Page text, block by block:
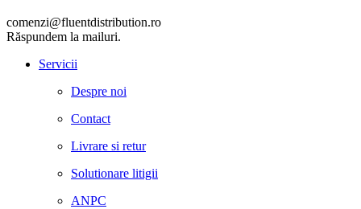
comenzi@fluentdistribution.ro
Răspundem la mailuri.
Servicii
Despre noi
Contact
Livrare si retur
Solutionare litigii
ANPC